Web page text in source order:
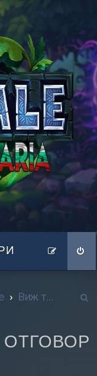
Виж темите без отговор